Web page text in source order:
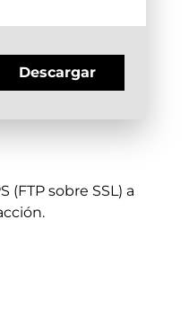
Descargar
sobre SSL) a